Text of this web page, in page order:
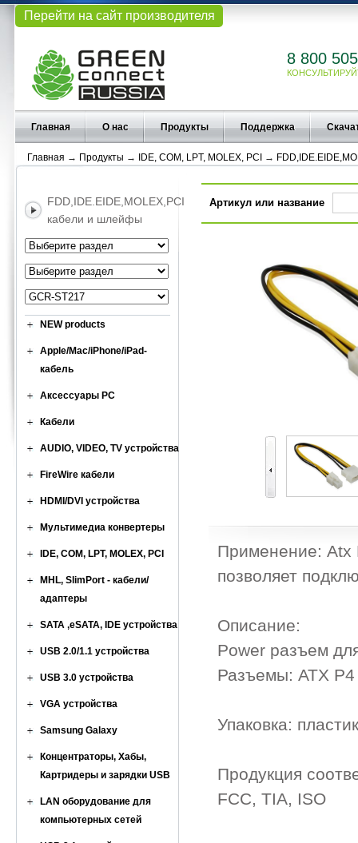
Перейти на сайт производителя
8 800
Главная О нас Продукты Поддержка
Главная → Продукты → IDE, COM, LPT, MOLEX, PCI →
FDD,IDE.EIDE,MOLEX,PCI
кабели и шлейфы
NEW products
Apple/Mac/iPhone/iPad-
кабель
Аксессуары PC
Кабели
AUDIO, VIDEO, TV устройства
FireWire кабели
HDMI/DVI устройства
Мультимедиа конвертеры
IDE, COM, LPT, MOLEX, PCI
MHL, SlimPort - кабели/
адаптеры
SATA ,eSATA, IDE устройства
USB 2.0/1.1 устройства
USB 3.0 устройства
VGA устройства
Samsung Galaxy
Концентраторы, Хабы,
Картридеры и зарядки USB
LAN оборудование для
компьютерных сетей
Артикул или название
Применение: Atx
позволяет
Описание:
Power разъем
Разъемы: ATX
Упаковка:
Продукция
FCC, TIA, ISO